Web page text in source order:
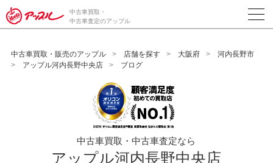
/*ABテスト_新規査定フォームの為のCVボタン*/
中古車買取・
中古車査定のアップル
中古車買取・販売のアップル 店舗を探す 大阪府
河内長野市
アップル河内長野中央店
ブログ
中古車買取・中古車査定なら
アップル河内長野中央店